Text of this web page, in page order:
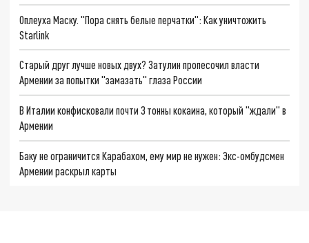
Оплеуха Маску. "Пора снять белые перчатки": Как уничтожить
Starlink
Старый друг лучше новых двух? Затулин пропесочил власти
Армении за попытки "замазать" глаза России
В Италии конфисковали почти 3 тонны кокаина, который "ждали" в
Армении
Баку не ограничится Карабахом, ему мир не нужен: Экс-омбудсмен
Армении раскрыл карты